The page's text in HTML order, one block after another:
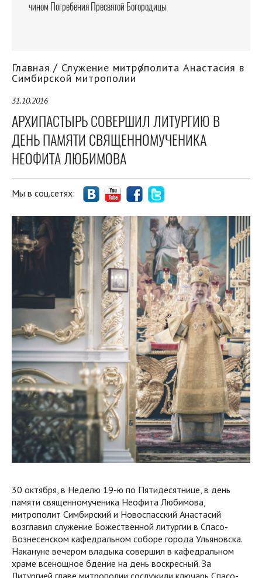
чином Погребения Пресвятой Богородицы
Главная Служение митрополита Анастасия в
Симбирской митрополии
31.10.2016
АРХИПАСТЫРЬ СОВЕРШИЛ ЛИТУРГИЮ В
ДЕНЬ ПАМЯТИ СВЯЩЕННОМУЧЕНИКА
НЕОФИТА ЛЮБИМОВА
Мы в соц.сетях:
30 октября, в Неделю 19-ю по Пятидесятнице, в день
памяти священномученика Неофита Любимова,
митрополит Симбирский и Новоспасский Анастасий
возглавил служение Божественной литургии в Спасо-
Вознесенском кафедральном соборе города Ульяновска.
Накануне вечером владыка совершил в кафедральном
храме всенощное бдение на день воскресный. За
Литургией главе митрополии сослужили ключарь Спасо-